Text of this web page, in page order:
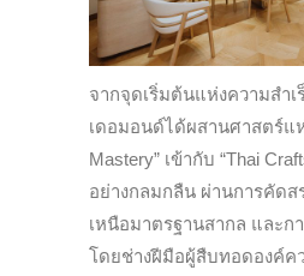
จากจุดเริ่มต้นแห่งความสำเ
เดอมอนด์ได้ผสานศาสตร์แห่
Mastery” เข้ากับ “Thai
อย่างกลมกลืน ผ่านการคัด
เหนือมาตรฐานสากล และก
โดยช่างฝีมือผู้สืบทอดองค์ค